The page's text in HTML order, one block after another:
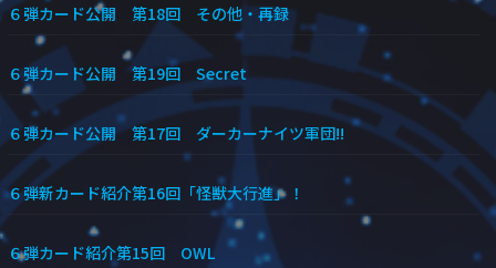
６弾カード公開 第18回 その他・再録
６弾カード公開 第19回 Secret
６弾カード公開 第17回 ダーカーナイツ軍団!!
６弾新カード紹介第16回「怪獣大行進」！
６弾カード紹介第15回 OWL